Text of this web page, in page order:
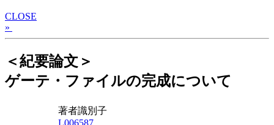
CLOSE
»
＜紀要論文＞
ゲーテ・ファイルの完成について
著者識別子
L006587